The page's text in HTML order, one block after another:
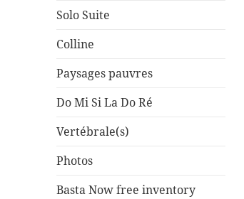
Solo Suite
Colline
Paysages pauvres
Do Mi Si La Do Ré
Vertébrale(s)
Photos
Basta Now free inventory